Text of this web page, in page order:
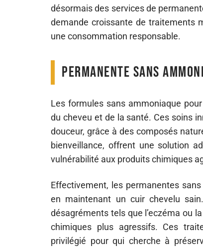
désormais des services de
demande croissante de traitements
une consommation responsable.
Permanente sans
Les formules sans ammoniaque
du cheveu et de la santé. Ces soins
douceur, grâce à des composés
bienveillance, offrent une solution
vulnérabilité aux produits chimiques
Effectivement, les permanentes
en maintenant un cuir chevelu
désagréments tels que l’eczéma ou
chimiques plus agressifs. Ces
privilégié pour qui cherche à